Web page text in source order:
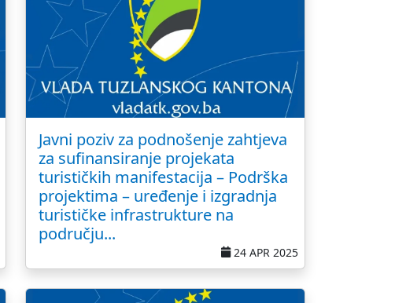
Javni poziv za podnošenje zahtjeva
za sufinansiranje projekata
turističkih manifestacija – Podrška
projektima – uređenje i izgradnja
turističke infrastrukture na
području...
24 APR 2025